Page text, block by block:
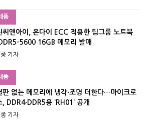
품
씨앤아이, 온다이 ECC 적용한 팀그룹 노트북
5600 16GB 메모리 발매
기자
품
판 없는 메모리에 냉각·조명 더한다…마이크로
, DDR4·DDR5용 ‘RH01’ 공개
기자